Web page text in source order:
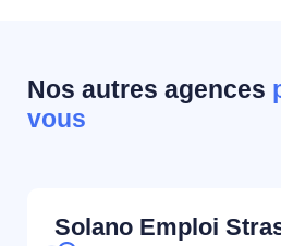
Nos autres agences
vous
Solano Emploi